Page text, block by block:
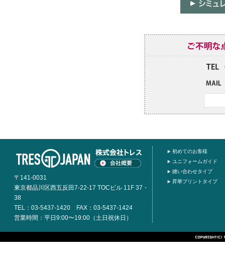
〒141-0031
東京都品川区西五反田7-22-17 TOCビル 11F 37・
38
TEL：03-5437-1420 FAX：03-5437-1424
営業時間：平日9:00〜19:00（土日祝休日）
初めてのお客様
ユニフォームガイド
縫い合わせタイプ
昇華プリントタイプ